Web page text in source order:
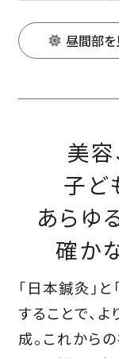
昼間部を
美容
子ど
あらゆ
確か
「日本鍼灸」
することで、
成。 これから